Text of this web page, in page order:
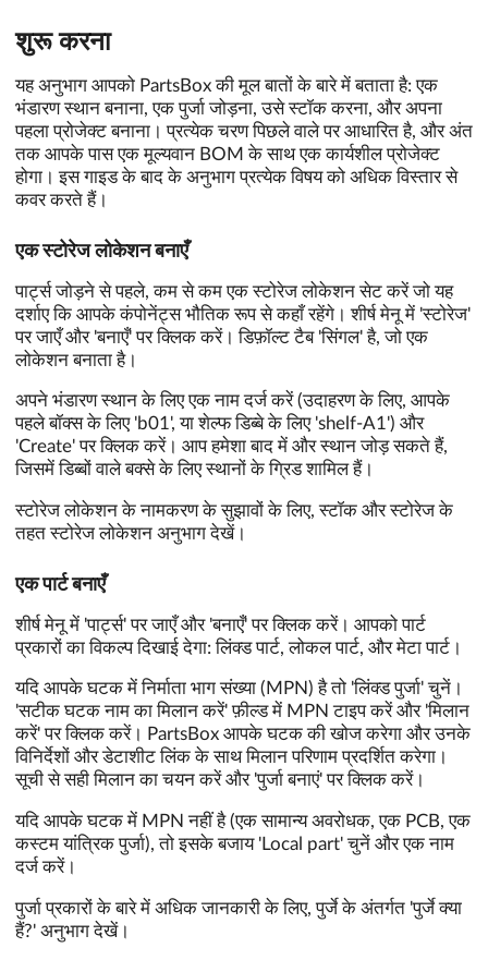
शुरू करना
यह अनुभाग आपको PartsBox की मूल बातों के बारे में बताता है: एक
भंडारण स्थान बनाना, एक पुर्जा जोड़ना, उसे स्टॉक करना, और अपना
पहला प्रोजेक्ट बनाना। प्रत्येक चरण पिछले वाले पर आधारित है, और अंत
तक आपके पास एक मूल्यवान BOM के साथ एक कार्यशील प्रोजेक्ट
होगा। इस गाइड के बाद के अनुभाग प्रत्येक विषय को अधिक विस्तार से
कवर करते हैं।
एक स्टोरेज लोकेशन बनाएँ
पार्ट्स जोड़ने से पहले, कम से कम एक स्टोरेज लोकेशन सेट करें जो यह
दर्शाए कि आपके कंपोनेंट्स भौतिक रूप से कहाँ रहेंगे। शीर्ष मेनू में 'स्टोरेज'
पर जाएँ और 'बनाएँ' पर क्लिक करें। डिफ़ॉल्ट टैब 'सिंगल' है, जो एक
लोकेशन बनाता है।
अपने भंडारण स्थान के लिए एक नाम दर्ज करें (उदाहरण के लिए, आपके
पहले बॉक्स के लिए 'b01', या शेल्फ डिब्बे के लिए 'shelf-A1') और
'Create' पर क्लिक करें। आप हमेशा बाद में और स्थान जोड़ सकते हैं,
जिसमें डिब्बों वाले बक्से के लिए स्थानों के ग्रिड शामिल हैं।
स्टोरेज लोकेशन के नामकरण के सुझावों के लिए, स्टॉक और स्टोरेज के
तहत स्टोरेज लोकेशन अनुभाग देखें।
एक पार्ट बनाएँ
शीर्ष मेनू में 'पार्ट्स' पर जाएँ और 'बनाएँ' पर क्लिक करें। आपको पार्ट
प्रकारों का विकल्प दिखाई देगा: लिंक्ड पार्ट, लोकल पार्ट, और मेटा पार्ट।
यदि आपके घटक में निर्माता भाग संख्या (MPN) है तो 'लिंक्ड पुर्जा' चुनें।
'सटीक घटक नाम का मिलान करें' फ़ील्ड में MPN टाइप करें और 'मिलान
करें' पर क्लिक करें। PartsBox आपके घटक की खोज करेगा और उनके
विनिर्देशों और डेटाशीट लिंक के साथ मिलान परिणाम प्रदर्शित करेगा।
सूची से सही मिलान का चयन करें और 'पुर्जा बनाएं' पर क्लिक करें।
यदि आपके घटक में MPN नहीं है (एक सामान्य अवरोधक, एक PCB, एक
कस्टम यांत्रिक पुर्जा), तो इसके बजाय 'Local part' चुनें और एक नाम
दर्ज करें।
पुर्जा प्रकारों के बारे में अधिक जानकारी के लिए, पुर्जे के अंतर्गत 'पुर्जे क्या
हैं?' अनुभाग देखें।